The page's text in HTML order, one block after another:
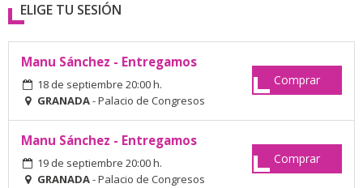
ELIGE TU SESIÓN
Manu Sánchez - Entregamos
18 de septiembre 20:00 h.
GRANADA- Palacio de Congresos
Comprar
Manu Sánchez - Entregamos
19 de septiembre 20:00 h.
GRANADA- Palacio de Congresos
Comprar